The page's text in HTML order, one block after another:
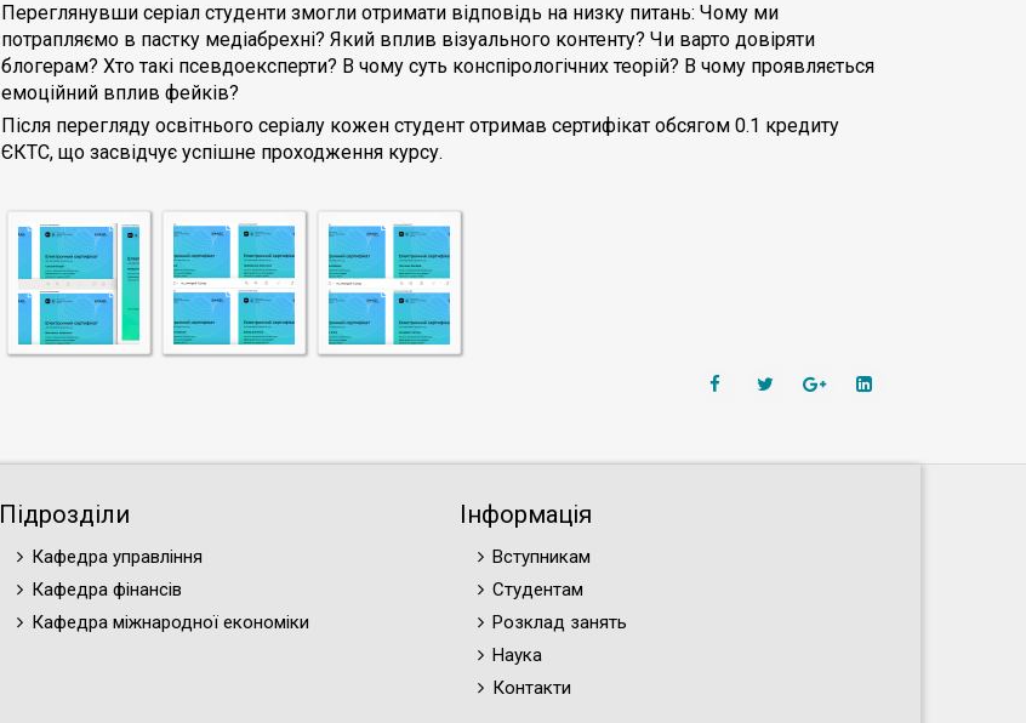
Переглянувши серіал студенти змогли отримати відповідь на низку питань: Чому ми
потрапляємо в пастку медіабрехні? Який вплив візуального контенту? Чи варто довіряти
блогерам? Хто такі псевдоексперти? В чому суть конспірологічних теорій? В чому проявляється
емоційний вплив фейків?
Після перегляду освітнього серіалу кожен студент отримав сертифікат обсягом 0.1 кредиту
ЄКТС, що засвідчує успішне проходження курсу.
Підрозділи
Кафедра управління
Кафедра фінансів
Кафедра міжнародної економіки
Інформація
Вступникам
Студентам
Розклад занять
Наука
Контакти